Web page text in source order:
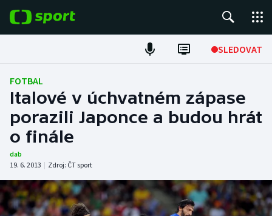
SLEDOVAT
Fotbal
Hokej
Tenis
Atletika
Cyklistika
FOTBAL
Italové v úchvatném zápase
porazili Japonce a budou hrát
o finále
dab
19. 6. 2013 | Zdroj: ČT sport